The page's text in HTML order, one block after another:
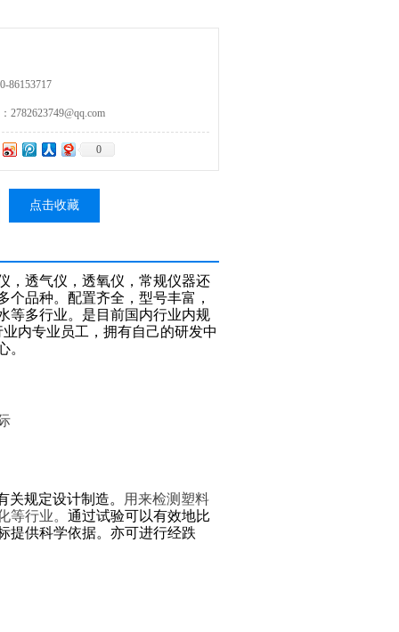
86153717
2782623749@qq.com
0
点击收藏
，透气仪，透氧仪，常规仪器还
个品种。配置齐全，型号丰富，
等多行业。是目前国内行业内规
内专业员工，拥有自己的研发中
。
关规定设计制造。
用来检测塑料
等行业。 通过试验可以有效地比
提供科学依据。亦可进行经跌